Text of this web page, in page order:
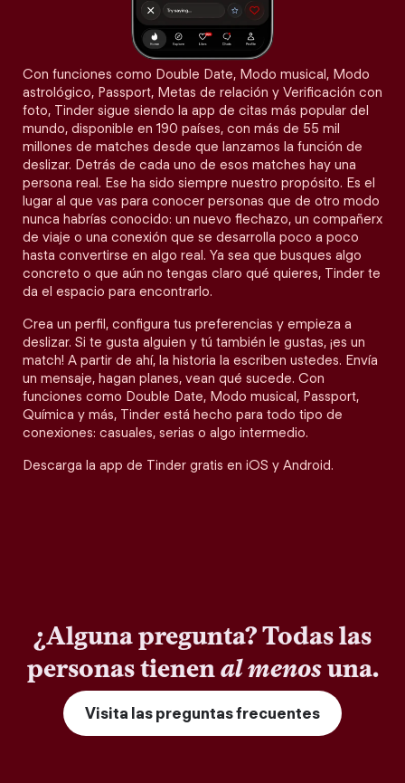
Con funciones como Double Date, Modo musical, Modo
astrológico, Passport, Metas de relación y Verificación con
foto, Tinder sigue siendo la app de citas más popular del
mundo, disponible en 190 países, con más de 55 mil
millones de matches desde que lanzamos la función de
deslizar. Detrás de cada uno de esos matches hay una
persona real. Ese ha sido siempre nuestro propósito. Es el
lugar al que vas para conocer personas que de otro modo
nunca habrías conocido: un nuevo flechazo, un compañerx
de viaje o una conexión que se desarrolla poco a poco
hasta convertirse en algo real. Ya sea que busques algo
concreto o que aún no tengas claro qué quieres, Tinder te
da el espacio para encontrarlo.
Crea un perfil, configura tus preferencias y empieza a
deslizar. Si te gusta alguien y tú también le gustas, ¡es un
match! A partir de ahí, la historia la escriben ustedes. Envía
un mensaje, hagan planes, vean qué sucede. Con
funciones como Double Date, Modo musical, Passport,
Química y más, Tinder está hecho para todo tipo de
conexiones: casuales, serias o algo intermedio.
Descarga la app de Tinder gratis en iOS y Android.
¿Alguna pregunta? Todas las
personas tienenal menosuna.
Visita las preguntas frecuentes